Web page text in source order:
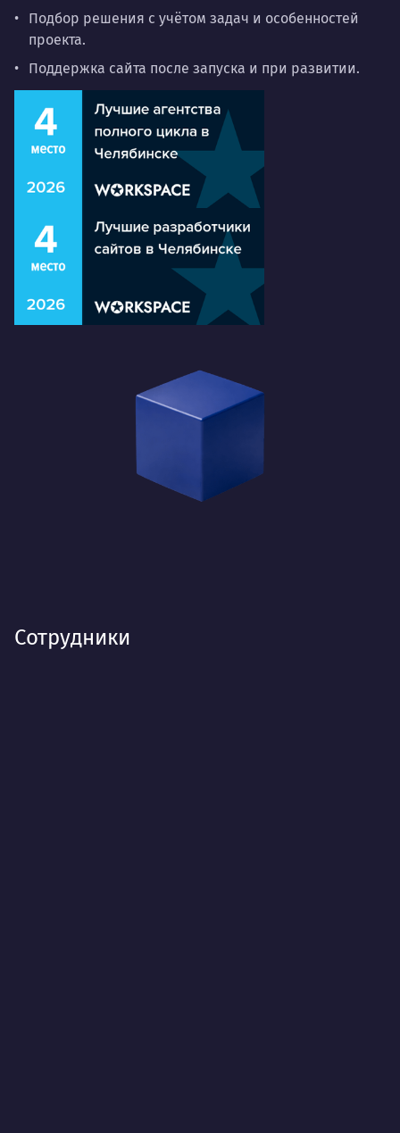
Подбор решения с учётом задач и особенностей
проекта.
Поддержка сайта после запуска и при развитии.
Сотрудники